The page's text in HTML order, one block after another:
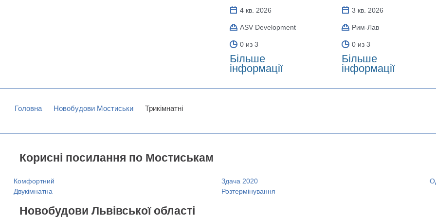
4 кв. 2026
ASV Development
0 из 3
Більше
інформації
3 кв. 2026
Рим-Лав
0 из 3
Більше
інформації
Головна Новобудови Мостиськи Трикімнатні
Корисні посилання по Мостиськам
Комфортний Здача 2020
Двукімнатна
Розтермінування
Новобудови Львівської області